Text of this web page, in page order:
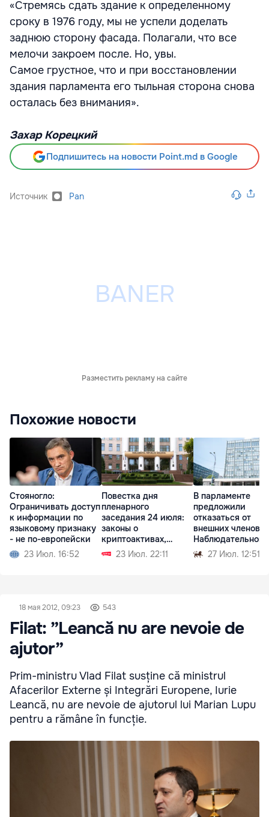
«Стремясь сдать здание к определенному
сроку в 1976 году, мы не успели доделать
заднюю сторону фасада. Полагали, что все
мелочи закроем после. Но, увы.
Самое грустное, что и при восстановлении
здания парламента его тыльная сторона снова
осталась без внимания».
Захар Корецкий
Подпишитесь на новости Point.md в Google
Источник Pan
Разместить рекламу на сайте
Похожие новости
Стояногло:
Ограничивать доступ
к информации по
языковому признаку
- не по-европейски
23 Июл. 16:52
Повестка дня
пленарного
заседания 24 июля:
законы о
криптоактивах,
судебной реформе
23 Июл. 22:11
В парламенте
предложили
отказаться от
внешних членов
Наблюдательного
совета НБМ
27 Июл. 12:51
18 мая 2012, 09:23 543
Filat: ”Leancă nu are nevoie de
ajutor”
Prim-ministru Vlad Filat susține că ministrul
Afacerilor Externe și Integrări Europene, Iurie
Leancă, nu are nevoie de ajutorul lui Marian Lupu
pentru a rămâne în funcție.